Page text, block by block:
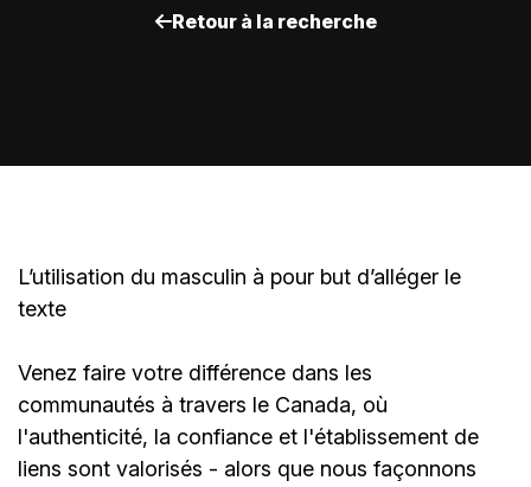
Retour à la recherche
L’utilisation du masculin à pour but d’alléger le
texte
Venez faire votre différence dans les
communautés à travers le Canada, où
l'authenticité, la confiance et l'établissement de
liens sont valorisés - alors que nous façonnons